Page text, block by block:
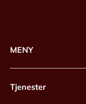
MENY
Tjenester